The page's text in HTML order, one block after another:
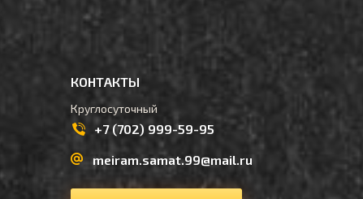
КОНТАКТЫ
Круглосуточный
+7 (702) 999-59-95
meiram.samat.99@mail.ru